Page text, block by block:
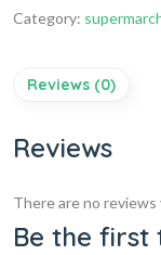
Category:
Reviews (0)
Reviews
There are no reviews
Be the first